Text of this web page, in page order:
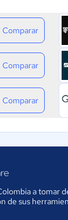
Comparar
Comparar
Comparar
a tomar
de sus